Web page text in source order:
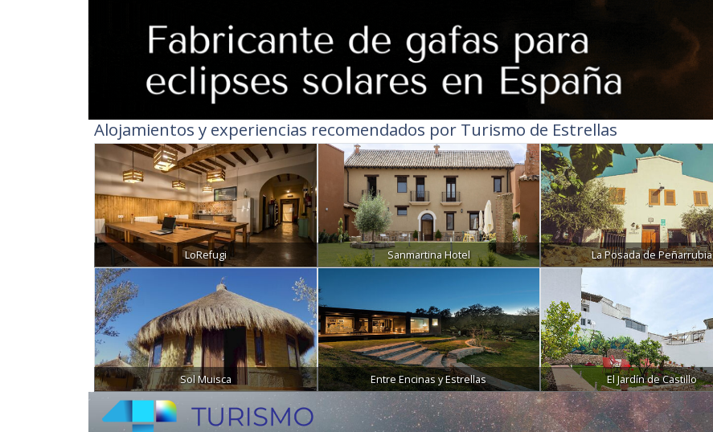
Alojamientos y experiencias recomendados por Turismo de Estrellas
LoRefugi Sanmartina Hotel La Posada de Peñarrubia
Sol Muisca Entre Encinas y Estrellas El Jardín de Castillo